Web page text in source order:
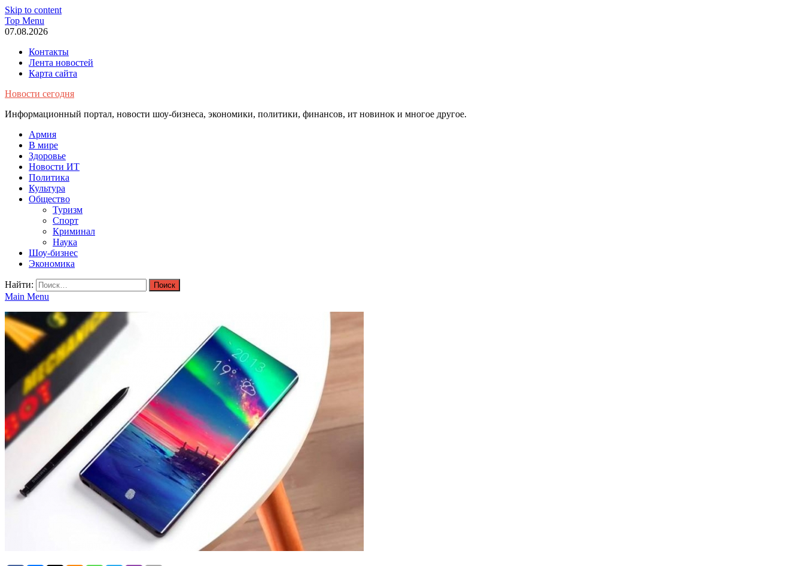
Skip to content
Top Menu
07.08.2026
Контакты
Лента новостей
Карта сайта
Новости сегодня
Информационный портал, новости шоу-бизнеса, экономики, политики, финансов, ит новинок и многое другое.
Армия
В мире
Здоровье
Новости ИТ
Политика
Культура
Общество
Туризм
Спорт
Криминал
Наука
Шоу-бизнес
Экономика
Найти:
Main Menu